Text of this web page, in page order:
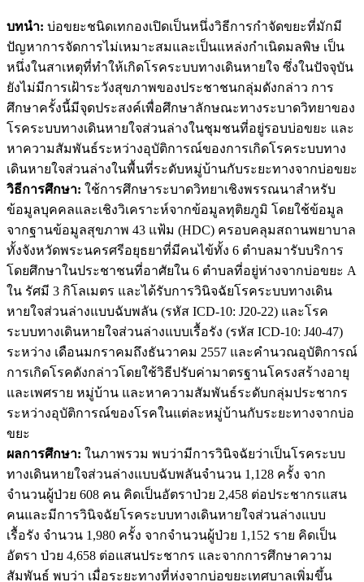
บทนำ: บ่อขยะชนิดเทกองเปิดเป็นหนึ่งวิธีการกำจัดขยะที่มักมี
ปัญหาการจัดการไม่เหมาะสมและเป็นแหล่งกำเนิดมลพิษ เป็น
หนึ่งในสาเหตุที่ทำให้เกิดโรคระบบทางเดินหายใจ ซึ่งในปัจจุบัน
ยังไม่มีการเฝ้าระวังสุขภาพของประชาชนกลุ่มดังกล่าว การ
ศึกษาครั้งนี้มีจุดประสงค์เพื่อศึกษาลักษณะทางระบาดวิทยาของ
โรคระบบทางเดินหายใจส่วนล่างในชุมชนที่อยู่รอบบ่อขยะ และ
หาความสัมพันธ์ระหว่างอุบัติการณ์ของการเกิดโรคระบบทาง
เดินหายใจส่วนล่างในพื้นที่ระดับหมู่บ้านกับระยะทางจากบ่อขยะ
วิธีการศึกษา: ใช้การศึกษาระบาดวิทยาเชิงพรรณนาสำหรับ
ข้อมูลบุคคลและเชิงวิเคราะห์จากข้อมูลทุติยภูมิ โดยใช้ข้อมูล
จากฐานข้อมูลสุขภาพ 43 แฟ้ม (HDC) ครอบคลุมสถานพยาบาล
ทั้งจังหวัดพระนครศรีอยุธยาที่มีคนไข้ทั้ง 6 ตำบลมารับบริการ
โดยศึกษาในประชาชนที่อาศัยใน 6 ตำบลที่อยู่ห่างจากบ่อขยะ A
ใน รัศมี 3 กิโลเมตร และได้รับการวินิจฉัยโรคระบบทางเดิน
หายใจส่วนล่างแบบฉับพลัน (รหัส ICD-10: J20-22) และโรค
ระบบทางเดินหายใจส่วนล่างแบบเรื้อรัง (รหัส ICD-10: J40-47)
ระหว่าง เดือนมกราคมถึงธันวาคม 2557 และคำนวณอุบัติการณ์
การเกิดโรคดังกล่าวโดยใช้วิธีปรับค่ามาตรฐานโครงสร้างอายุ
และเพศราย หมู่บ้าน และหาความสัมพันธ์ระดับกลุ่มประชากร
ระหว่างอุบัติการณ์ของโรคในแต่ละหมู่บ้านกับระยะทางจากบ่อ
ขยะ
ผลการศึกษา: ในภาพรวม พบว่ามีการวินิจฉัยว่าเป็นโรคระบบ
ทางเดินหายใจส่วนล่างแบบฉับพลันจำนวน 1,128 ครั้ง จาก
จำนวนผู้ป่วย 608 คน คิดเป็นอัตราป่วย 2,458 ต่อประชากรแสน
คนและมีการวินิจฉัยโรคระบบทางเดินหายใจส่วนล่างแบบ
เรื้อรัง จำนวน 1,980 ครั้ง จากจำนวนผู้ป่วย 1,152 ราย คิดเป็น
อัตรา ป่วย 4,658 ต่อแสนประชากร และจากการศึกษาความ
สัมพันธ์ พบว่า เมื่อระยะทางที่ห่งจากบ่อขยะเทศบาลเพิ่มขึ้น